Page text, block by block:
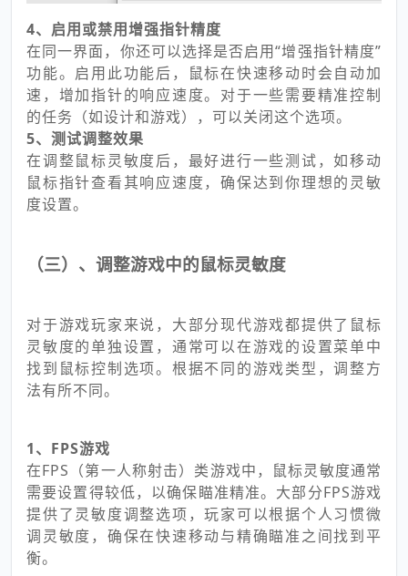
4、启用或禁用增强指针精度
在同一界面，你还可以选择是否启用“增强指针精度”
功能。启用此功能后，鼠标在快速移动时会自动加
速，增加指针的响应速度。对于一些需要精准控制
的任务（如设计和游戏），可以关闭这个选项。
5、测试调整效果
在调整鼠标灵敏度后，最好进行一些测试，如移动
鼠标指针查看其响应速度，确保达到你理想的灵敏
度设置。
（三）、调整游戏中的鼠标灵敏度
对于游戏玩家来说，大部分现代游戏都提供了鼠标
灵敏度的单独设置，通常可以在游戏的设置菜单中
找到鼠标控制选项。根据不同的游戏类型，调整方
法有所不同。
1、FPS游戏
在FPS（第一人称射击）类游戏中，鼠标灵敏度通常
需要设置得较低，以确保瞄准精准。大部分FPS游戏
提供了灵敏度调整选项，玩家可以根据个人习惯微
调灵敏度，确保在快速移动与精确瞄准之间找到平
衡。